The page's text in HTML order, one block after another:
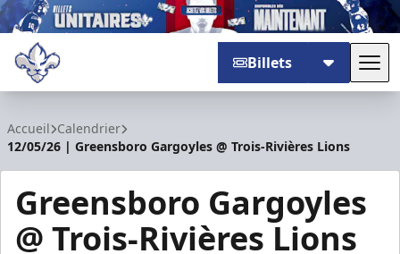
Billets
Accueil Calendrier
12/05/26 | Greensboro Gargoyles @ Trois-Rivières Lions
Greensboro Gargoyles
@ Trois-Rivières Lions